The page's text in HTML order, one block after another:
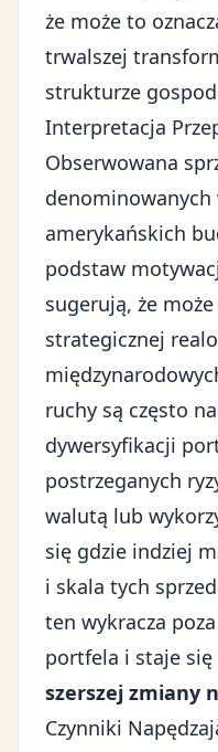
że może to
trwalszej
strukturze
Interpretacja
Obserwowana
denominowanych
amerykańskich
podstaw
sugerują, że
strategicznej
ruchy są często
dywersyfikacji
postrzeganych
walutą lub
się gdzie indziej
i skala tych
ten wykracza
portfela i staje się
szerszej zmiany
Czynniki